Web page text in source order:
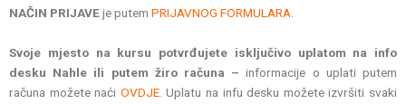
NAČIN PRIJAVEje putem PRIJAVNOG FORMULARA.
Svoje mjesto na kursu potvrđujete isključivo uplatom na info
desku Nahle ili putem žiro računa – informacije o uplati putem
računa možete naći OVDJE. Uplatu na infu desku možete izvršiti svaki